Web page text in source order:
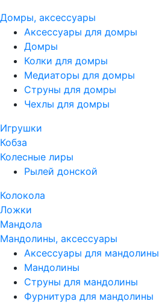
Домры, аксессуары
Аксессуары для домры
Домры
Колки для домры
Медиаторы для домры
Струны для домры
Чехлы для домры
Игрушки
Кобза
Колесные лиры
Рылей донской
Колокола
Ложки
Мандола
Мандолины, аксессуары
Аксессуары для мандолины
Мандолины
Струны для мандолины
Фурнитура для мандолины